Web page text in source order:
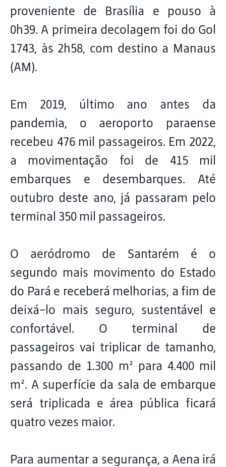
proveniente de Brasília e pouso à
0h39. A primeira decolagem foi do Gol
1743, às 2h58, com destino a Manaus
(AM).
Em 2019, último ano antes da
pandemia, o aeroporto paraense
recebeu 476 mil passageiros. Em 2022,
a movimentação foi de 415 mil
embarques e desembarques. Até
outubro deste ano, já passaram pelo
terminal 350 mil passageiros.
O aeródromo de Santarém é o
segundo mais movimento do Estado
do Pará e receberá melhorias, a fim de
deixá-lo mais seguro, sustentável e
confortável. O terminal de
passageiros vai triplicar de tamanho,
passando de 1.300 m² para 4.400 mil
m². A superfície da sala de embarque
será triplicada e área pública ficará
quatro vezes maior.
Para aumentar a segurança, a Aena irá